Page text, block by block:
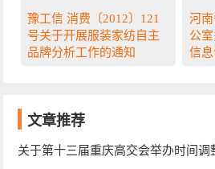
豫工信 消费〔2012〕121
号关于开展服装家纺自主
品牌分析工作的通知
河
公
信
文章推荐
关于第十三届重庆高交会举办时间调